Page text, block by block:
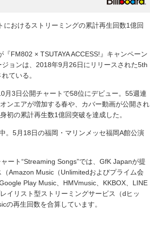
おけるストリーミングの累計再生回数1億回
FM802 × TSUTAYA ACCESS!』キャンペーン
ョンは、2018年9月26日にリリースされた5th
ている。
3日公開チャートで58位にデビュー。55週連
ンエアが増加する春や、カバー動画が公開され
初の累計再生数1億回突破を達成した。
5月18日の福岡・マリンメッセ福岡A館公演
ート“Streaming Songs”では、GfK Japanが提
Amazon Music（Unlimitedおよびプライム会
Play Music、HMVmusic、KKBOX、LINE
イリスト型ストリーミングサービス（dヒッ
の再生回数を合算しています。